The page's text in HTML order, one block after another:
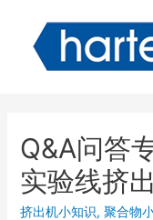
Q&A问答
实验线挤
挤出机小知识, 聚合物